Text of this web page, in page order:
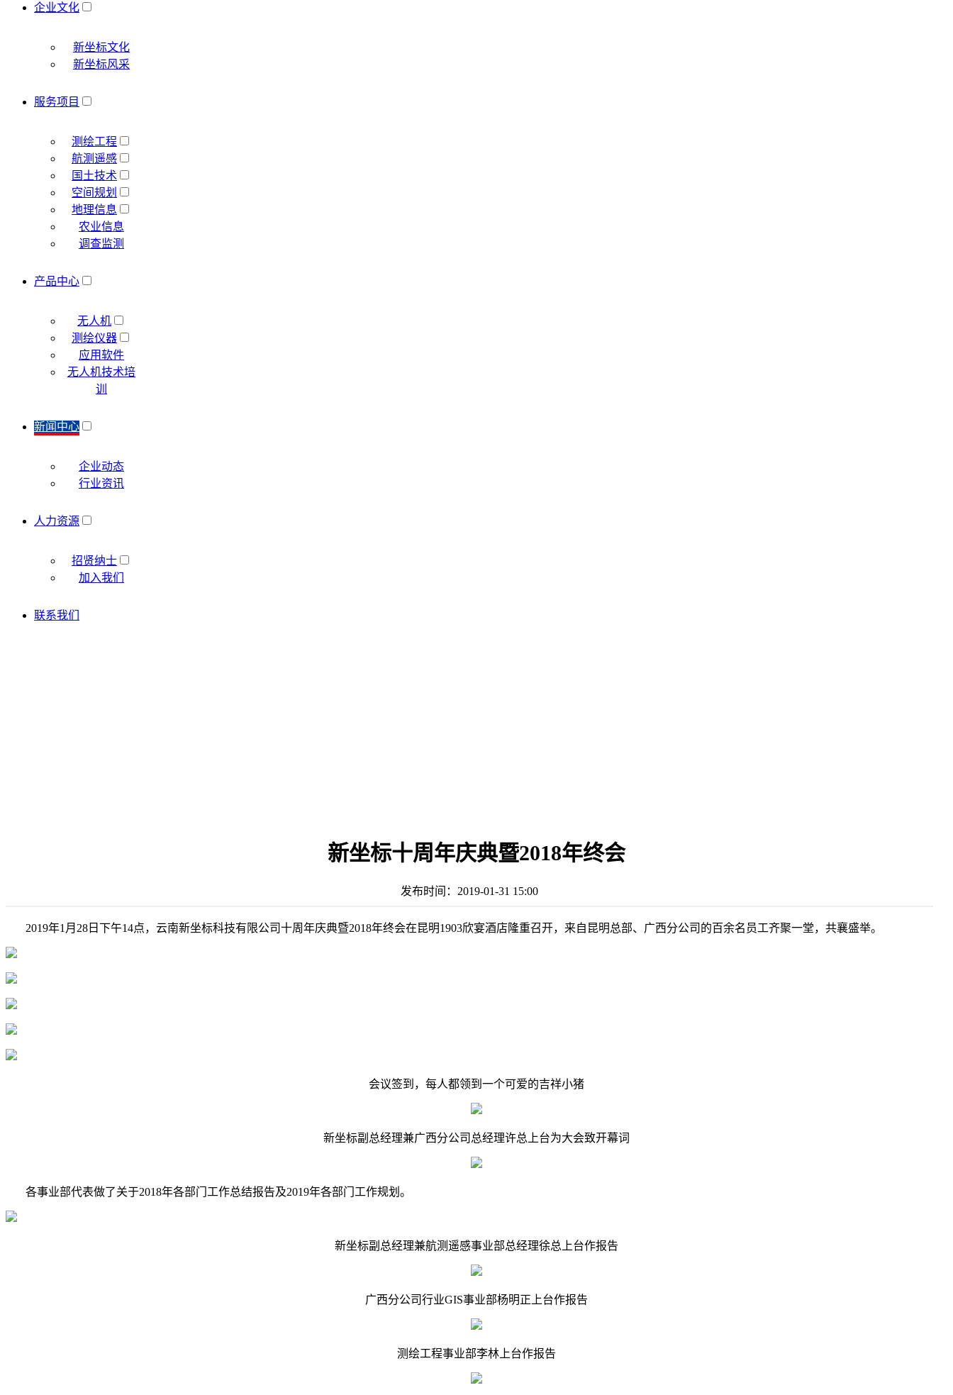
企业文化
新坐标文化
新坐标风采
服务项目
测绘工程
航测遥感
国土技术
空间规划
地理信息
农业信息
调查监测
产品中心
无人机
测绘仪器
应用软件
无人机技术培
训
新闻中心
企业动态
行业资讯
人力资源
招贤纳士
加入我们
联系我们
新坐标十周年庆典暨2018年终会
发布时间： 2019-01-31 15:00
2019年1月28日下午14点，云南新坐标科技有限公司十周年庆典暨2018年终会在昆明1903欣宴酒店隆重召开，来自昆明总部、广西分公司的百余名员工齐聚一堂，共襄盛举。
会议签到，每人都领到一个可爱的吉祥小猪
新坐标副总经理兼广西分公司总经理许总上台为大会致开幕词
各事业部代表做了关于2018年各部门工作总结报告及2019年各部门工作规划。
新坐标副总经理兼航测遥感事业部总经理徐总上台作报告
广西分公司行业GIS事业部杨明正上台作报告
测绘工程事业部李林上台作报告